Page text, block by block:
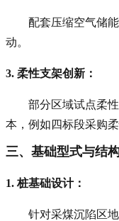
配套压缩空气储
动。
3. 柔性支架创新 ：
部分区域试点柔
本，例如四标段采购
三、基础型式与结
1. 桩基础设计：
针对采煤沉陷区